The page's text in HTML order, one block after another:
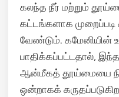
கலந்த நீர் மற்றும்
கட்டங்களாக
வேண்டும். கமேனியின்
பாதிக்கப்பட்டதால்,
ஆன்மீகத் தூய்மையை
ஒன்றாகக்